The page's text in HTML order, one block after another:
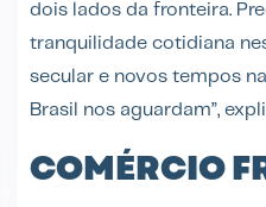
dois lados da fronteira.
tranquilidade cotidiana
secular e novos tempos
Brasil nos aguardam”,
COMÉRCIO